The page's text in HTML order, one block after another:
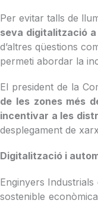
Per evitar talls de
seva digitalització
d’altres qüestions
permeti abordar la
El president de la
de les zones més
incentivar a les
desplegament de
Digitalització i
Enginyers
sostenible